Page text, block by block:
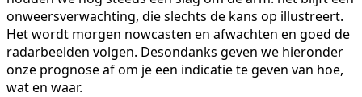
onweersverwachting, die slechts de kans op illustreert.
Het wordt morgen nowcasten en afwachten en goed de
radarbeelden volgen. Desondanks geven we hieronder
onze prognose af om je een indicatie te geven van hoe,
wat en waar.